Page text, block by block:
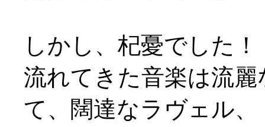
しかし、杞憂でした！
流れてきた音楽は流
て、闊達なラヴェル、